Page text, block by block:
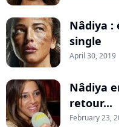
Nâdiya :
single
April 30, 2019
Nâdiya
retour...
February 23,